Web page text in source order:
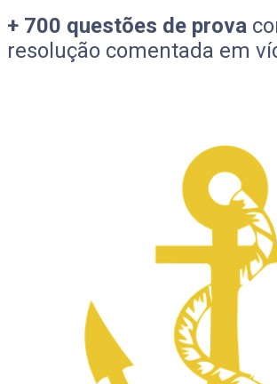
+ 700 questões de prova
resolução comentada em